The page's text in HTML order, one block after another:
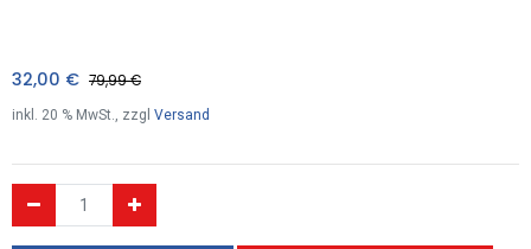
32,00 € 79,99€
inkl. 20 % MwSt., zzgl Versand